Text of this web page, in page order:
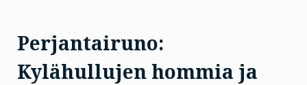
Perjantairuno:
Kylähullujen hommia ja